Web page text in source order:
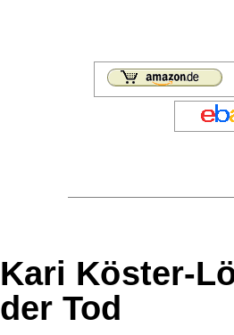
Kari Köster-
der Tod